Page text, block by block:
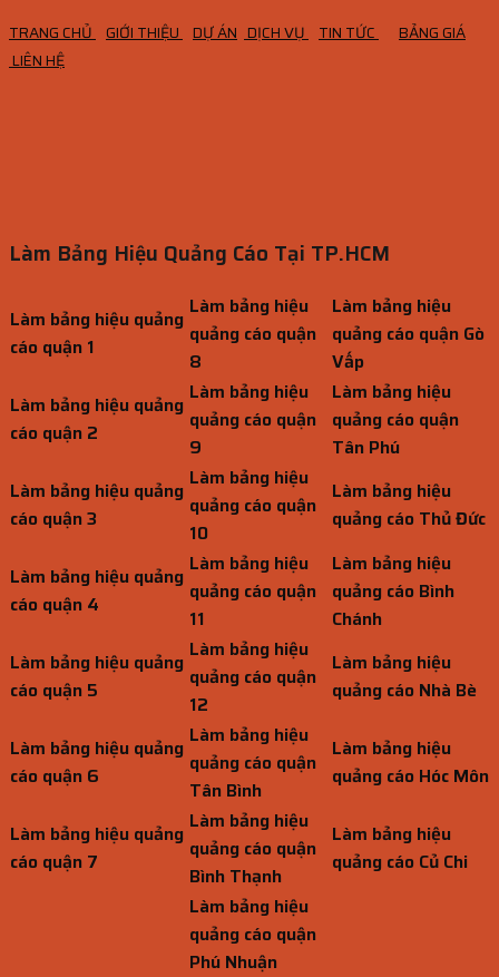
TRANG CHỦ GIỚI THIỆU DỰ ÁN DỊCH VỤ TIN TỨC
BẢNG GIÁ
LIÊN HỆ
Làm Bảng Hiệu Quảng Cáo Tại TP.HCM
Làm bảng hiệu quảng
cáo quận 1
Làm bảng hiệu
quảng cáo quận
8
Làm bảng hiệu
quảng cáo quận Gò
Vấp
Làm bảng hiệu quảng
cáo quận 2
Làm bảng hiệu
quảng cáo quận
9
Làm bảng hiệu
quảng cáo quận
Tân Phú
Làm bảng hiệu quảng
cáo quận 3
Làm bảng hiệu
quảng cáo quận
10
Làm bảng hiệu
quảng cáo Thủ Đức
Làm bảng hiệu quảng
cáo quận 4
Làm bảng hiệu
quảng cáo quận
11
Làm bảng hiệu
quảng cáo Bình
Chánh
Làm bảng hiệu quảng
cáo quận 5
Làm bảng hiệu
quảng cáo quận
12
Làm bảng hiệu
quảng cáo Nhà Bè
Làm bảng hiệu quảng
cáo quận 6
Làm bảng hiệu
quảng cáo quận
Tân Bình
Làm bảng hiệu
quảng cáo Hóc Môn
Làm bảng hiệu quảng
cáo quận 7
Làm bảng hiệu
quảng cáo quận
Bình Thạnh
Làm bảng hiệu
quảng cáo Củ Chi
Làm bảng hiệu
quảng cáo quận
Phú Nhuận